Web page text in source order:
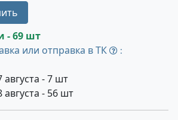
- 69 шт
или отправка в ТК
:
августа - 7 шт
августа - 56 шт